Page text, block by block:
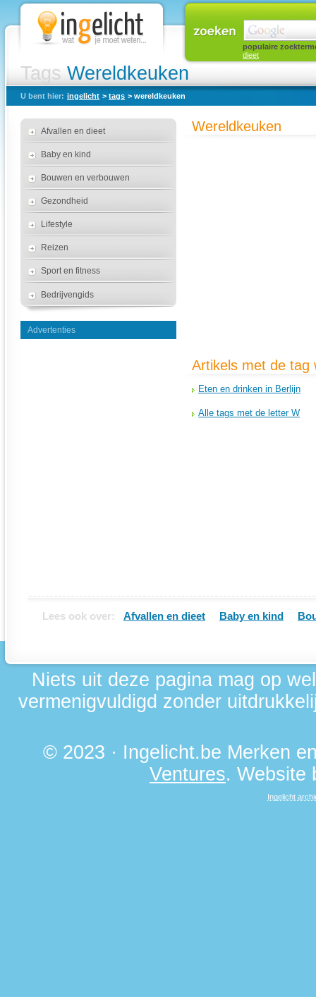
Tags Wereldkeuken
populaire
dieet
U bent hier: ingelicht > tags > wereldkeuken
Afvallen en dieet
Baby en kind
Bouwen en verbouwen
Gezondheid
Lifestyle
Reizen
Sport en fitness
Bedrijvengids
Advertenties
Wereldkeuken
Artikels met de tag
Eten en drinken in Berlijn
Alle tags met de letter W
Lees ook over: Afvallen en dieet Baby en kind
Niets uit deze pagina mag op
vermenigvuldigd zonder
© 2023 · Ingelicht.be Merken
Ventures. Website
Ingelicht